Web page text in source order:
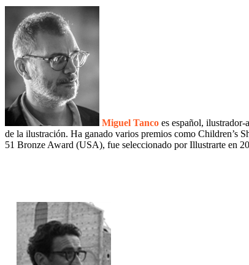
Miguel Tanco es español,
de la ilustración. Ha ganado varios premios como
51 Bronze Award (USA), fue seleccionado por Illustrarte en